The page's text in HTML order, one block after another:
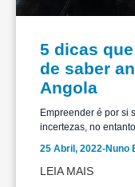
5 dicas
de saber
Angola
Empreender é por si
incertezas, no
25 Abril, 2022-Nuno
LEIA MAIS